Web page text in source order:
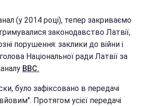
(у 2014 році), тепер закриваємо
законодавство Латвії,
порушення: заклики до війни і
Національної ради Латвії за
BBC.
було зафіксовано в передачі
Протягом усієї передачі